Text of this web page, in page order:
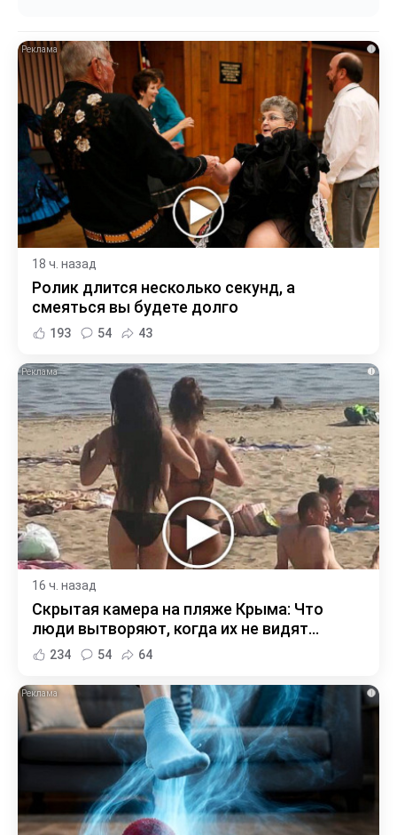
i
18 ч. назад
Ролик длится несколько секунд, а
смеяться вы будете долго
193 54 43
i
16 ч. назад
Скрытая камера на пляже Крыма: Что
люди вытворяют, когда их не видят...
234 54 64
i